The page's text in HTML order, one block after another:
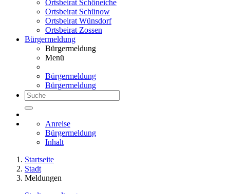
Ortsbeirat Schöneiche
Ortsbeirat Schünow
Ortsbeirat Wünsdorf
Ortsbeirat Zossen
Bürgermeldung
Bürgermeldung
Menü
Bürgermeldung
Bürgermeldung
Anreise
Bürgermeldung
Inhalt
Startseite
Stadt
Meldungen